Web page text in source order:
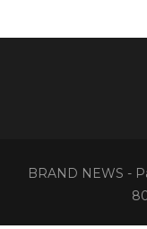
BRAND NEWS -